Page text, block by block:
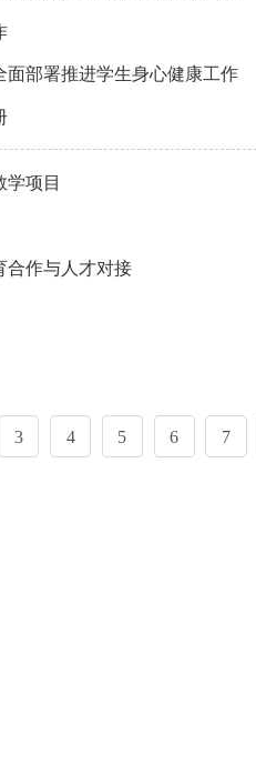
面部署推进学生身心健康工作
学项目
合作与人才对接
3 4 5 6 7